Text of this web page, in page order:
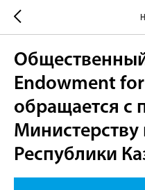
Endowment
обращается с
Республики